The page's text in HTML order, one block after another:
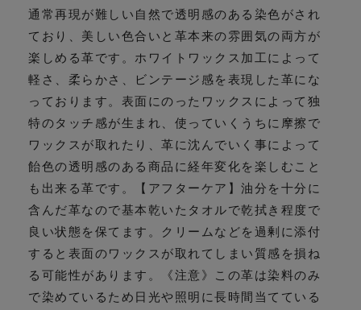
通常再現が難しい自然で透明感のある染色がされ
ており、美しい色合いと革本来の雰囲気の両方が
楽しめる革です。ホワイトワックス加工によって
軽さ、柔らかさ、ビンテージ感を表現した革にな
っております。表面にのったワックスによって独
特のタッチ感が生まれ、使っていくうちに摩擦で
ワックスが取れたり、革に沈んでいく事によって
飴色の透明感のある商品に経年変化を楽しむこと
も出来る革です。【アフターケア】油分を十分に
含んだ革なので基本乾いたタオルで乾拭き程度で
良い状態を保てます。クリームなどを過剰に添付
すると表面のワックスが取れてしまい質感を損ね
る可能性があります。《注意》この革は染料のみ
で染めているため日光や照明に長時間当てている